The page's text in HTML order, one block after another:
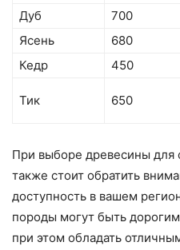
Дуб
700
Ясень
680
Кедр
450
Тик 650
При выборе древесины
также стоит обратить
доступность в вашем
породы могут быть
при этом обладать